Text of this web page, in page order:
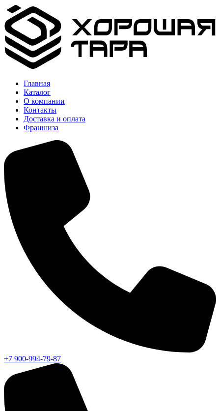
Главная
Каталог
О компании
Контакты
Доставка и оплата
Франшиза
+7 900-994-79-87